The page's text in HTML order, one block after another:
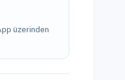
üzerinden